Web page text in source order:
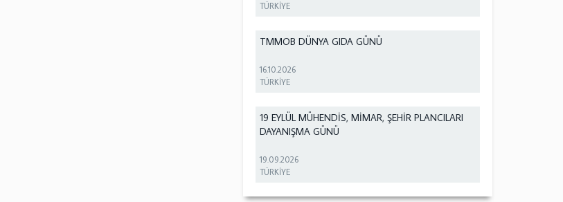
TÜRKİYE
TMMOB DÜNYA GIDA GÜNÜ
16.10.2026
TÜRKİYE
19 EYLÜL MÜHENDİS, MİMAR, ŞEHİR PLANCILARI
DAYANIŞMA GÜNÜ
19.09.2026
TÜRKİYE